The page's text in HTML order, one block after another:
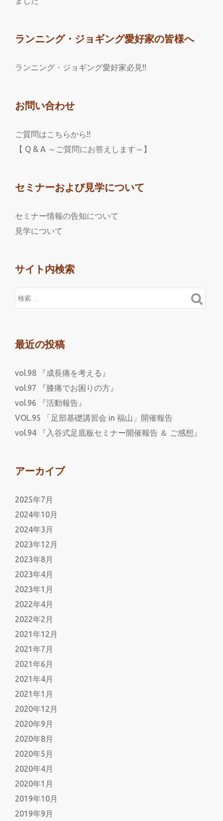
ランニング・ジョギング愛好家の皆様へ
ランニング・ジョギング愛好家必見!!
お問い合わせ
ご質問はこちらから!!
【 Q & A ～ご質問にお答えします～】
セミナーおよび見学について
セミナー情報の告知について
見学について
サイト内検索
最近の投稿
vol.98 『成長痛を考える』
vol.97 『膝痛でお困りの方』
vol.96 『活動報告』
VOL.95 「足部基礎講習会 in 福山」開催報告
vol.94 『入谷式足底板セミナー開催報告 ＆ ご感想』
アーカイブ
2025年7月
2024年10月
2024年3月
2023年12月
2023年8月
2023年4月
2023年1月
2022年4月
2022年2月
2021年12月
2021年7月
2021年6月
2021年4月
2021年1月
2020年12月
2020年9月
2020年8月
2020年5月
2020年4月
2020年1月
2019年10月
2019年9月